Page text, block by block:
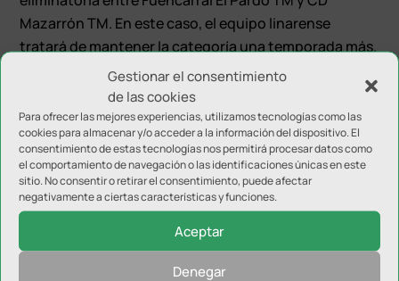
Gestionar el consentimiento
de las cookies
Para ofrecer las mejores experiencias, utilizamos tecnologías como las
cookies para almacenar y/o acceder a la información del dispositivo. El
consentimiento de estas tecnologías nos permitirá procesar datos como
el comportamiento de navegación o las identificaciones únicas en este
sitio. No consentir o retirar el consentimiento, puede afectar
negativamente a ciertas características y funciones.
Aceptar
Denegar
Mazarrón TM. En este caso, el equipo linarense
tratará de mantener la categoría una temporada más.
Si comenzará a competir este 26 de Febrero el
Pinturas Rus Linares de Segunda División. Inmerso en
la fase de ascenso, tendrá como rival al CTM Ilicitano.
La vuelta en tierras alicantinas el 20 de Marzo.